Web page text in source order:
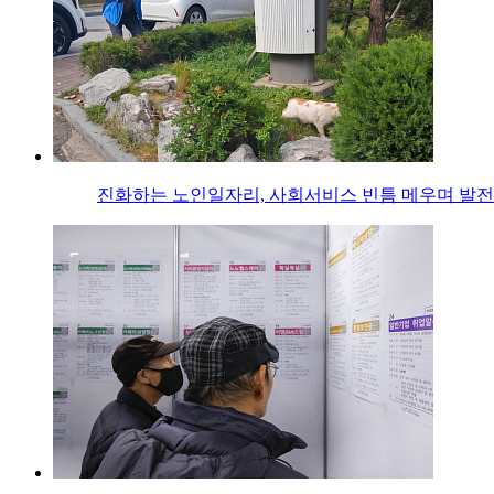
진화하는 노인일자리, 사회서비스 빈틈 메우며 발